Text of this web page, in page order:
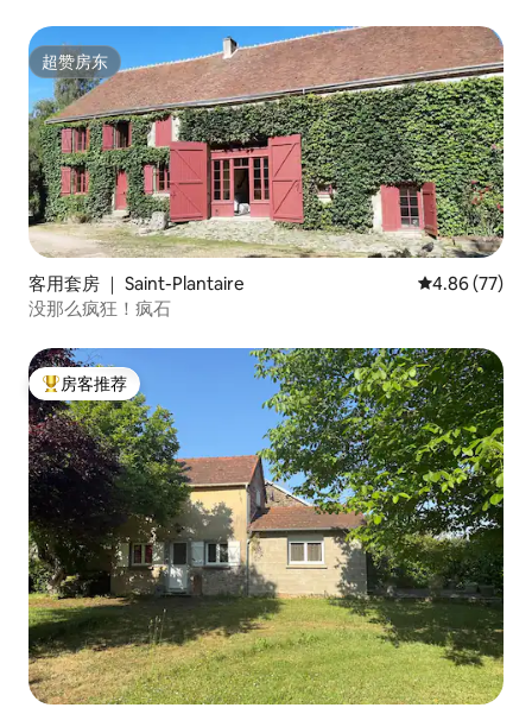
超赞房东
超赞房东
客用套房 ｜ Saint-Plantaire 平均评分
4.86 (77)
没那么疯狂！疯石
热门「房客推荐」
房客推荐